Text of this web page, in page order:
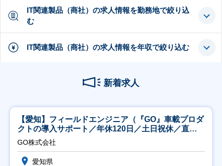
IT関連製品（商社）の求人情報を勤務地で絞り込
む
IT関連製品（商社）の求人情報を年収で絞り込む
新着求人
【愛知】フィールドエンジニア（『GO』車載プロダ
クトの導入サポート／年休120日／土日祝休／直行
直帰
GO株式会社
愛知県